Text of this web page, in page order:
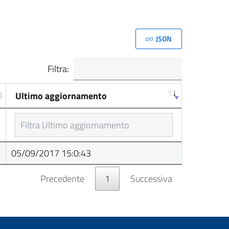
JSON
Filtra:
Ultimo aggiornamento
Ultimo aggiornamento
05/09/2017 15:0:43
Precedente
1 Successiva